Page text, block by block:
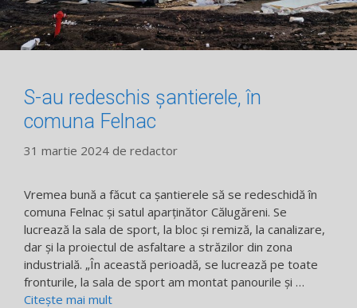
S-au redeschis șantierele, în
comuna Felnac
31 martie 2024 de redactor
Vremea bună a făcut ca șantierele să se redeschidă în
comuna Felnac și satul aparținător Călugăreni. Se
lucrează la sala de sport, la bloc și remiză, la canalizare,
dar și la proiectul de asfaltare a străzilor din zona
industrială. „În această perioadă, se lucrează pe toate
fronturile, la sala de sport am montat panourile și …
Citește mai mult